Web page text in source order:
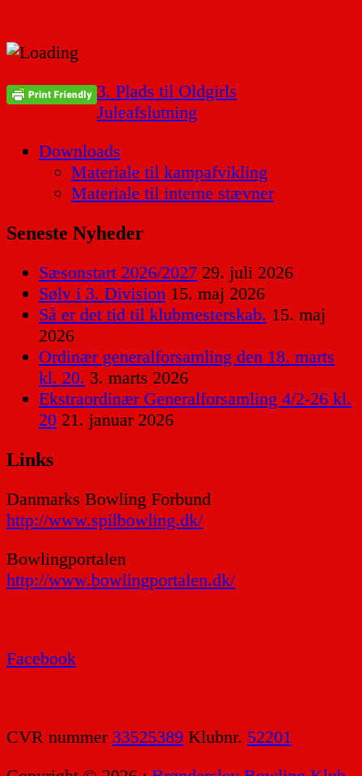
Indlægsnavigation
3. Plads til Oldgirls
Juleafslutning
Downloads
Materiale til kampafvikling
Materiale til interne stævner
Seneste Nyheder
Sæsonstart 2026/2027 29. juli 2026
Sølv i 3. Division 15. maj 2026
Så er det tid til klubmesterskab. 15. maj
2026
Ordinær generalforsamling den 18. marts
kl. 20. 3. marts 2026
Ekstraordinær Generalforsamling 4/2-26 kl.
20 21. januar 2026
Links
Danmarks Bowling Forbund
http://www.spilbowling.dk/
Bowlingportalen
http://www.bowlingportalen.dk/
Facebook
CVR nummer 33525389 Klubnr. 52201